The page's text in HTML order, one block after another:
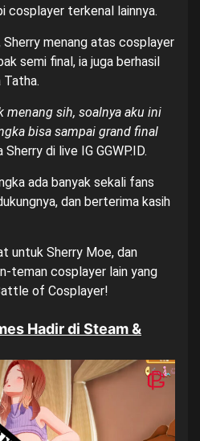
cosplayer terkenal lainnya.
menang atas cosplayer
semi final, ia juga berhasil
Tatha.
menang sih, soalnya aku ini
bisa sampai grand final
Sherry di live IG GGWP.ID.
ada banyak sekali fans
dan berterima kasih
untuk Sherry Moe, dan
teman cosplayer lain yang
of Cosplayer!
Hadir di Steam &